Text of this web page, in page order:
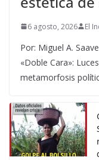
6 agosto, 2026 El
Por: Miguel A.
«Doble Cara»:
metamorfosis